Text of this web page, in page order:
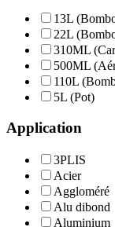
13L
22L
310ML
500ML
110L
5L (Pot)
Application
3PLIS
Acier
Aggloméré
Alu dibond
Aluminium